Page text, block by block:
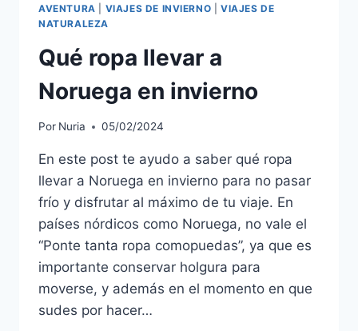
AVENTURA
VIAJES DE INVIERNO |VIAJES DE
NATURALEZA
Qué ropa llevar a
Noruega en invierno
Por Nuria 05/02/2024
En este post te ayudo a saber qué ropa
llevar a Noruega en invierno para no pasar
frío y disfrutar al máximo de tu viaje. En
países nórdicos como Noruega, no vale el
“Ponte tanta ropa comopuedas”, ya que es
importante conservar holgura para
moverse, y además en el momento en que
sudes por hacer…